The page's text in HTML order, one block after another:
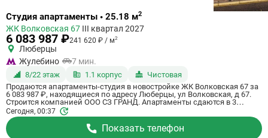
Ссылка
квартиру
Студия апартаменты • 25.18 м2
ЖК Волковская 67 III квартал 2027
6 083 987 ₽241 620 ₽ / м2
Люберцы
Жулебино
7 мин.
8/22 этаж 1.1 корпус
Чистовая
Продаются апартаменты-студия в новостройке ЖК Волковская 67 за
6 083 987 ₽, находящиеся по адресу Люберцы, ул Волковская, д 67.
Строится компанией ООО СЗ ГРАНД. Апартаменты сдаются в 3
квартале 2027 года с чистовой отделкой, в 20 минутах на машине от
станции метрополитена Некрасовка. Общая площадь апартаментов -
25.18 кв. м. Этаж 8 из 21. ID апартаментов на СтройкиРУ 725055,
назовите его когда будете звонить.
Сегодня, 00:37
Показать телефон